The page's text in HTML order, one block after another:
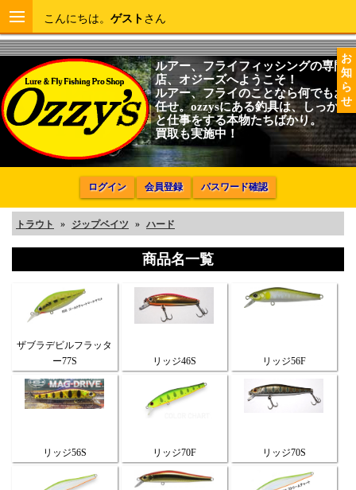
お
知
ら
せ
こんにちは。 ゲスト さん
ルアー、フライフィッシングの専門
店、オジーズへようこそ！
ルアー、フライのことなら何でもお
任せ。ozzysにある釣具は、しっかり
と仕事をする本物たちばかり。
買取も実施中！
ログイン 会員登録 パスワード確認
トラウト » ジップベイツ » ハード
商品名一覧
ザブラデビルフラッタ
ー77S
リッジ46S リッジ56F
リッジ56S リッジ70F リッジ70S